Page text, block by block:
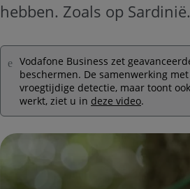
hebben. Zoals op Sardinië.
Vodafone Business zet
beschermen. De samenwerking
vroegtijdige detectie, maar toont
werkt, ziet u in deze video.